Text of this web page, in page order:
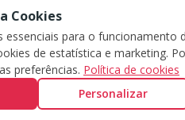
Cookies
essenciais para o funcionamento
de estatística e marketing.
preferências. Política de cookies
Personalizar